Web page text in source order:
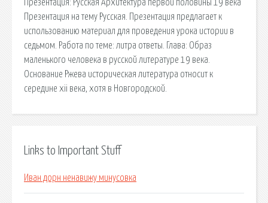
Презентация: Русская Архитектура первой половины 19 века
Презентация на тему Русская. Презентация предлагает к
использованию материал для проведения урока истории в
седьмом. Работа по теме: литра ответы. Глава: Образ
маленького человека в русской литературе 19 века.
Основание Ржева историческая литература относит к
середине xii века, хотя в Новгородской.
Links to Important Stuff
Иван дорн ненавижу минусовка